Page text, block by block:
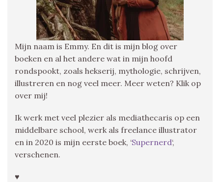
Mijn naam is Emmy. En dit is mijn blog over
boeken en al het andere wat in mijn hoofd
rondspookt, zoals hekserij, mythologie, schrijven,
illustreren en nog veel meer. Meer weten? Klik op
over mij!
Ik werk met veel plezier als mediathecaris op een
middelbare school, werk als freelance illustrator
en in 2020 is mijn eerste boek, ‘Supernerd‘,
verschenen.
♥